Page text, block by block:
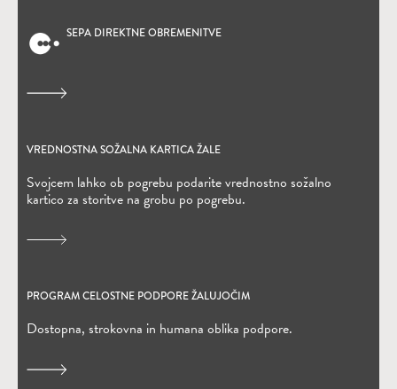
SEPA DIREKTNE OBREMENITVE
(Odpre se v novem oknu)
VREDNOSTNA SOŽALNA KARTICA ŽALE
Svojcem lahko ob pogrebu podarite vrednostno sožalno
kartico za storitve na grobu po pogrebu.
(Odpre se v novem oknu)
PROGRAM CELOSTNE PODPORE ŽALUJOČIM
Dostopna, strokovna in humana oblika podpore.